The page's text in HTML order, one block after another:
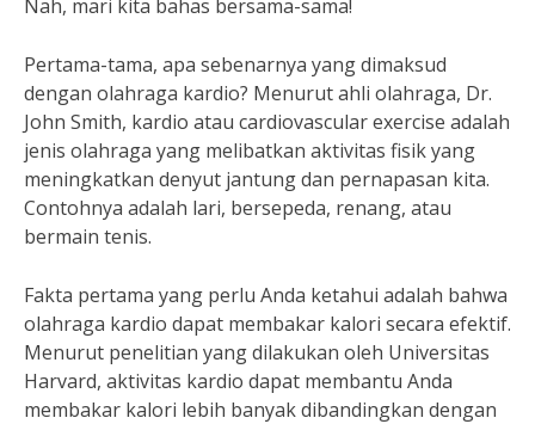
Nah, mari kita bahas bersama-sama!
Pertama-tama, apa sebenarnya yang dimaksud
dengan olahraga kardio? Menurut ahli olahraga, Dr.
John Smith, kardio atau cardiovascular exercise adalah
jenis olahraga yang melibatkan aktivitas fisik yang
meningkatkan denyut jantung dan pernapasan kita.
Contohnya adalah lari, bersepeda, renang, atau
bermain tenis.
Fakta pertama yang perlu Anda ketahui adalah bahwa
olahraga kardio dapat membakar kalori secara efektif.
Menurut penelitian yang dilakukan oleh Universitas
Harvard, aktivitas kardio dapat membantu Anda
membakar kalori lebih banyak dibandingkan dengan